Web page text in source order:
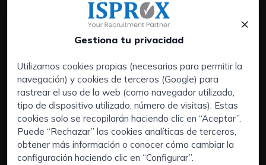
Gestiona tu privacidad
×
Utilizamos cookies propias (necesarias para permitir la
navegación) y cookies de terceros (Google) para
rastrear el uso de la web (como navegador utilizado,
tipo de dispositivo utilizado, número de visitas). Estas
cookies solo se recopilarán haciendo clic en “Aceptar”.
Puede “Rechazar” las cookies analíticas de terceros,
obtener más información o conocer cómo cambiar la
configuración haciendo clic en “Configurar”.
Servicios:
Empresas
Executive Search | Selección de Directivos
Outsourcing de RRHH
Áreas de interés: